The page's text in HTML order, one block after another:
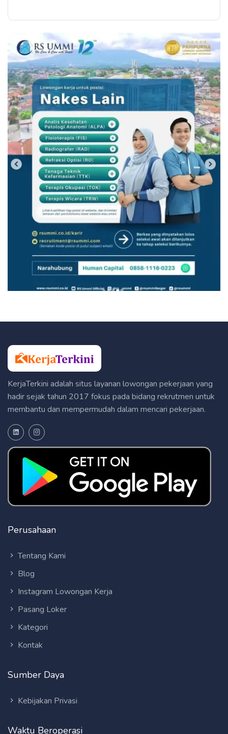
KerjaTerkini adalah situs layanan lowongan pekerjaan yang
hadir sejak tahun 2017 fokus pada bidang rekrutmen untuk
membantu dan mempermudah dalam mencari pekerjaan.
Perusahaan
Tentang Kami
Blog
Instagram Lowongan Kerja
Pasang Loker
Kategori
Kontak
Sumber Daya
Kebijakan Privasi
Waktu Beroperasi